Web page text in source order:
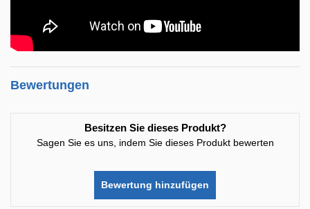
Bewertungen
Besitzen Sie dieses Produkt?
Sagen Sie es uns, indem Sie dieses Produkt bewerten
Bewertung hinzufügen